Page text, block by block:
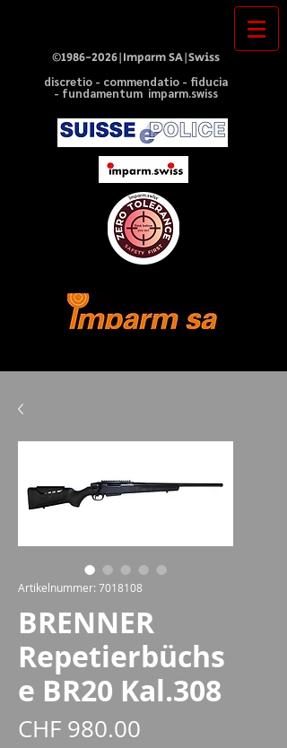
©1986-2026|Imparm SA|Swiss
discretio - commendatio - fiducia
- fundamentum imparm.swiss
Artikelnummer: 7018108
BRENNER
Repetierbüchs
e BR20 Kal.308
CHF 980.00